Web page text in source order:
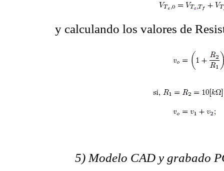
y calculando los valores de
5) Modelo CAD y grabado